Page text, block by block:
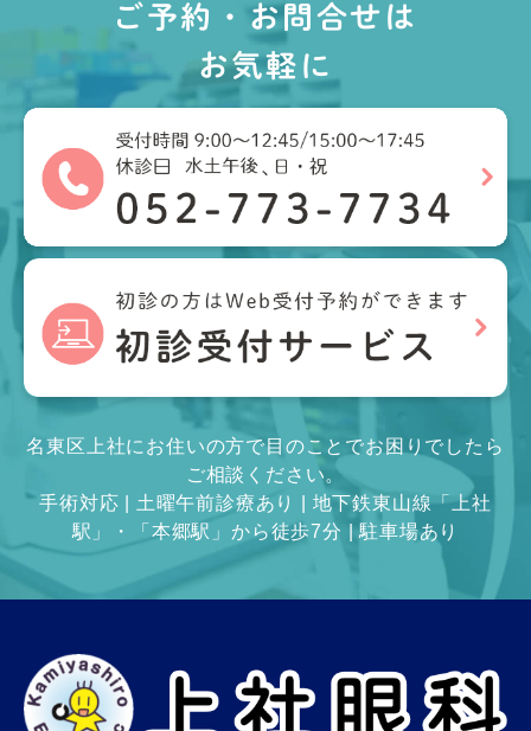
ご予約・お問合せは
お気軽に
名東区上社にお住いの方で目のことでお困りでしたら
ご相談ください。
手術対応 | 土曜午前診療あり | 地下鉄東山線「上社
駅」・「本郷駅」から徒歩7分 | 駐車場あり